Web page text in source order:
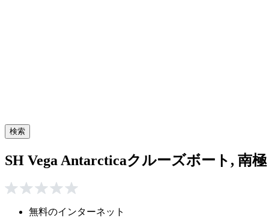
検索
SH Vega Antarcticaクルーズボート, 南極
無料のインターネット